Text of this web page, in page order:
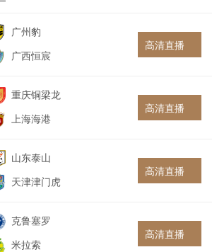
广州豹
广西恒宸
高清直播
重庆铜梁龙
上海海港
高清直播
山东泰山
天津津门虎
高清直播
克鲁塞罗
米拉索
高清直播